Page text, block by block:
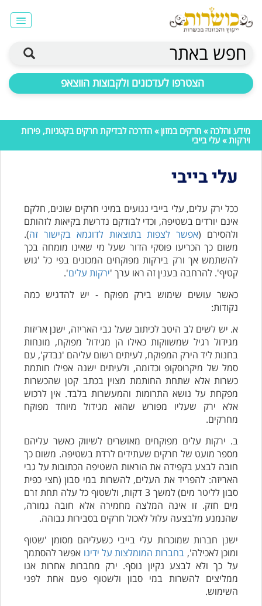
חפש באתר
הצטרפו לעדכונים ולקבוצות הווצאפ
מידע והלכה » חרקים במזון» הדרכה לבדיקת חרקים בקטניות, פירות
וירקות» עלי בייבי
עלי בייבי
ככל ירק עלים, עלי בייבי נגועים במיני חרקים שונים, חלקם
אינם יורדים בשטיפה, וכדי לבודקם נדרשת בקיאות לזהותם
ולהסירם (אפשר לצפות בתוצאות לדוגמא בקישור זה).
משום כך הכריעו פוסקי הדור שעל מי שאינו מומחה בכך
להשתמש אך ורק בירקות מפוקחים המכונים בפי כל 'גוש
קטיף'. להרחבה בענין זה ראו ערך 'ירקות עלים'.
כאשר עושים שימוש בירק מפוקח - יש להדגיש כמה
נקודות:
א. יש לשים לב היטב לכיתוב שעל גבי האריזה, ישנן אריזות
מגידול רגיל שמשווקות כאילו הן מגידול מפוקח, מונחות
בחנות ליד הירק המפוקח, לעיתים רשום עליהם 'נבדק', עם
סמל של מיקרוסקופ וכדומה, ולעיתים ישנה אפילו חותמת
כשרות אלא שתחת החותמת מצוין בכתב קטן שהכשרות
מפקחת על נושא התרומות והמעשרות בלבד. אין לרכוש
אלא ירק שעליו מפורש שהוא מגידול מיוחד מפוקח
מחרקים.
ב. ירקות עלים מפוקחים מאושרים לשיווק כאשר עליהם
מספר מועט של חרקים שעתידים לרדת בשטיפה. משום כך
חובה לבצע בקפידה את הוראות השטיפה הכתובות על גבי
האריזה: להפריד את העלים, להשרות במי סבון (חצי כפית
סבון לליטר מים) למשך 3 דקות, ולשטוף כל עלה תחת זרם
מים חזק. זו אינה המלצה מחמירה אלא חובה גמורה,
שהנמנע מלבצעה עלול לאכול חרקים בסבירות גבוהה.
ישנן חברות שמוכרות עלי בייבי כשעליהם מסומן 'שטוף
ומוכן לאכילה', בחברות המומלצות על ידינו אפשר להסתמך
על כך ולא לבצע נקיון נוסף. ירק מחברות אחרות אנו
ממליצים להשרות במי סבון ולשטוף פעם אחת לפני
השימוש.